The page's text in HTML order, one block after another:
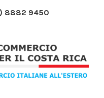
8882 9450